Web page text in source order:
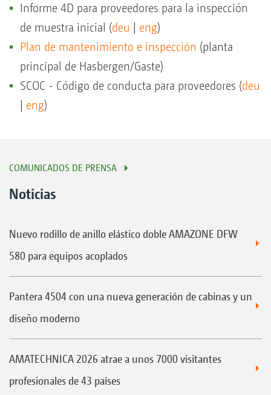
Informe 4D para proveedores para la inspección
de muestra inicial (deu | eng)
Plan de mantenimiento e inspección (planta
principal de Hasbergen/Gaste)
SCOC - Código de conducta para proveedores (deu
| eng)
COMUNICADOS DE PRENSA
Noticias
Nuevo rodillo de anillo elástico doble AMAZONE DFW
580 para equipos acoplados
Pantera 4504 con una nueva generación de cabinas y un
diseño moderno
AMATECHNICA 2026 atrae a unos 7000 visitantes
profesionales de 43 países